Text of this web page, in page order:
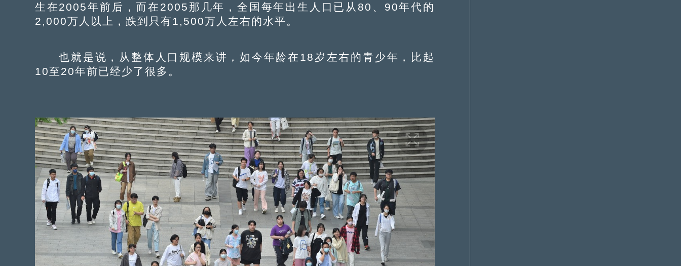
生在2005年前后，而在2005那几年，全国每年出生人口已从80、90年代的
2,000万人以上，跌到只有1,500万人左右的水平。
也就是说，从整体人口规模来讲，如今年龄在18岁左右的青少年，比起
10至20年前已经少了很多。